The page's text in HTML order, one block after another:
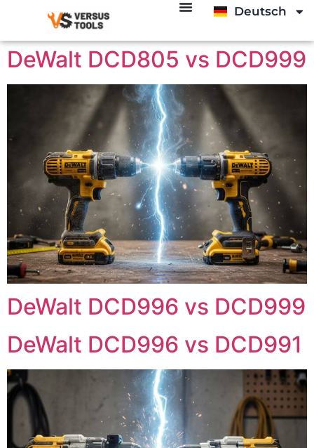
Deutsch
Italiano
DeWalt DCD805 vs DCD999
DeWalt DCD996 vs DCD999
DeWalt DCD996 vs DCD991